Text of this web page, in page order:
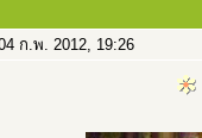
ก.พ. 2012, 19:26